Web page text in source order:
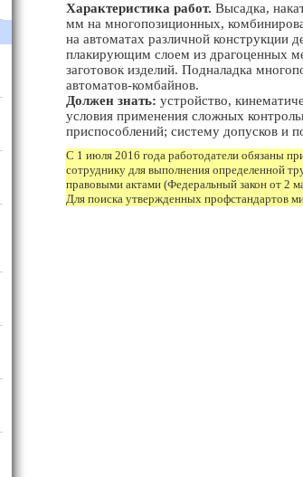
Характеристика работ. Высадка,
мм на многопозиционных,
на автоматах различной конструкции
плакирующим слоем из драгоценных
заготовок изделий. Подналадка
автоматов-комбайнов.
Должен знать: устройство,
условия применения сложных
приспособлений; систему допусков и
С 1 июля 2016 года работодатели обязаны
сотруднику для выполнения определенной
правовыми актами (Федеральный закон от 2
Для поиска утвержденных профстандартов